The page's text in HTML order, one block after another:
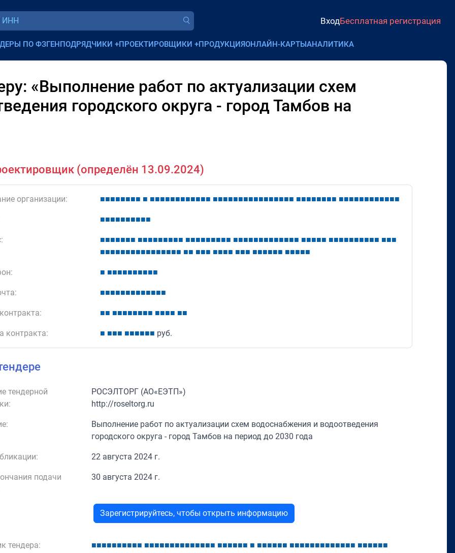
ВходБесплатная регистрация
ПО ФЗГЕНПОДРЯДЧИКИ +ПРОЕКТИРОВЩИКИ +ПРОДУКЦИЯОНЛАЙН-КАРТЫАНАЛИТИКА
«Выполнение работ по актуализации схем
городского округа - город Тамбов на
(определён 13.09.2024)
организации: ■■■■■■■■ ■ ■■■■■■■■■■■■ ■■■■■■■■■■■■■■■■ ■■■■■■■■ ■■■■■■■■■■■■
■■■■■■■■■■
■■■■■■■ ■■■■■■■■■ ■■■■■■■■■ ■■■■■■■■■■■■■ ■■■■■ ■■■■■■■■■■ ■■■
■■■■■■■■■■■■■■■■ ■■ ■■■ ■■■■ ■■■ ■■■■■■ ■■■■■
■ ■■■■■■■■■■
■■■■■■■■■■■■■
■■ ■■■■■■■■ ■■■■ ■■
контракта: ■ ■■■ ■■■■■■ руб.
тендерной
РОСЭЛТОРГ (АО«ЕЭТП»)
http://roseltorg.ru
Выполнение работ по актуализации схем водоснабжения и водоотведения
городского округа - город Тамбов на период до 2030 года
22 августа 2024 г.
подачи
30 августа 2024 г.
Зарегистрируйтесь, чтобы открыть информацию
тендера: ■■■■■■■■■■ ■■■■■■■■■■■■■■ ■■■■■■ ■ ■■■■■■ ■■■■■■■■■■■■■ ■■■■■■